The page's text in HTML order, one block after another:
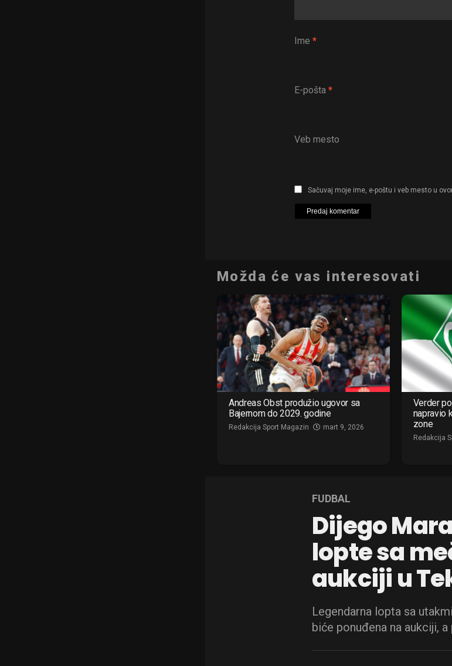
Ime *
E-pošta *
Veb mesto
Sačuvaj moje ime, e-poštu i veb mesto u
Možda će vas interesovati
Andreas Obst produžio ugovor sa
Bajernom do 2029. godine
Redakcija Sport Magazin mart 9, 2026
Verder
napravio
zone
Redakcija
FUDBAL
Dijego
lopte sa
aukciji u
Legendarna lopta sa
biće ponuđena na aukciji,